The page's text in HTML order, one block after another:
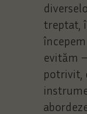
treptat,
evităm
potrivit,